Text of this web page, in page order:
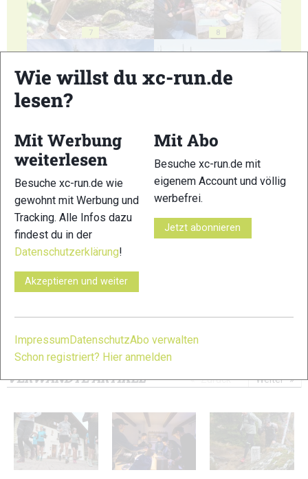
7 8
12
© Bilder 1 - 14: Marco Felgenhauer;
VERWANDTE ARTIKEL Zurück Weiter
Wie willst du xc-run.de
lesen?
Mit Werbung
weiterlesen
Besuche xc-run.de wie
gewohnt mit Werbung und
Tracking. Alle Infos dazu
findest du in der
Datenschutzerklärung!
Akzeptieren und weiter
Mit Abo
Besuche xc-run.de mit
eigenem Account und völlig
werbefrei.
Jetzt abonnieren
Impressum DatenschutzAbo verwalten
Schon registriert? Hier anmelden